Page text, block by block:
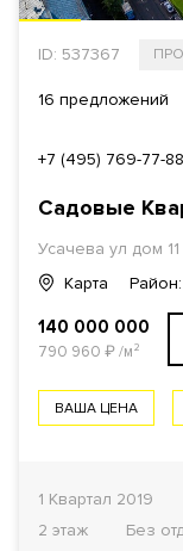
ID: 537367
16 предложений
+7 (495) 769-77-88
Садовые
Усачева ул дом 11
Карта
140 000 000
790 960 ₽/м²
ВАША ЦЕНА
1 Квартал 2019
2 этаж
Без